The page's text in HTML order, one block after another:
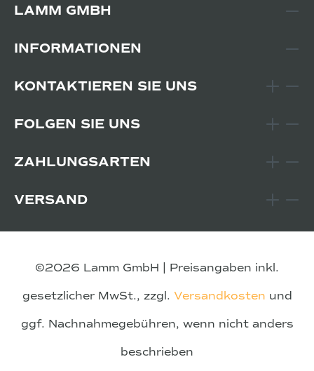
LAMM GMBH
INFORMATIONEN
KONTAKTIEREN SIE UNS
FOLGEN SIE UNS
ZAHLUNGSARTEN
VERSAND
©2026 Lamm GmbH | Preisangaben inkl.
gesetzlicher MwSt., zzgl. Versandkosten und
ggf. Nachnahmegebühren, wenn nicht anders
beschrieben